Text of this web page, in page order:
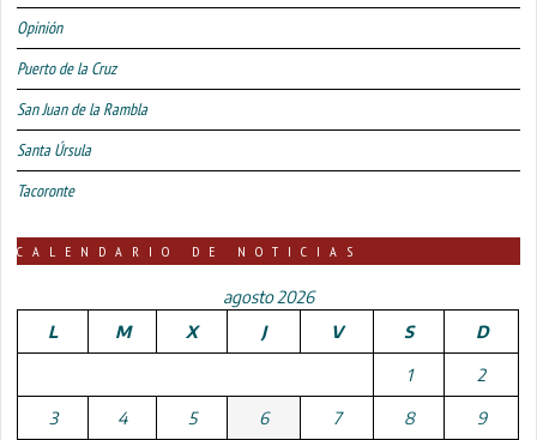
Opinión
Puerto de la Cruz
San Juan de la Rambla
Santa Úrsula
Tacoronte
CALENDARIO DE NOTICIAS
agosto 2026
L
M X J V S D
1 2
3 4 5 6 7 8 9